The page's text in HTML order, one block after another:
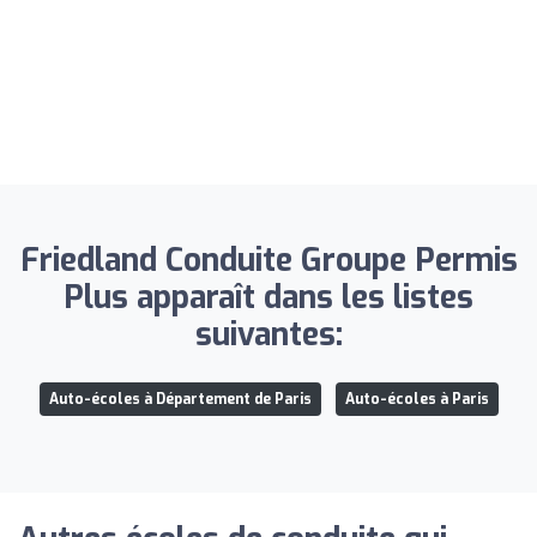
Friedland Conduite Groupe Permis
Plus apparaît dans les listes
suivantes:
Auto-écoles à Département de Paris Auto-écoles à Paris